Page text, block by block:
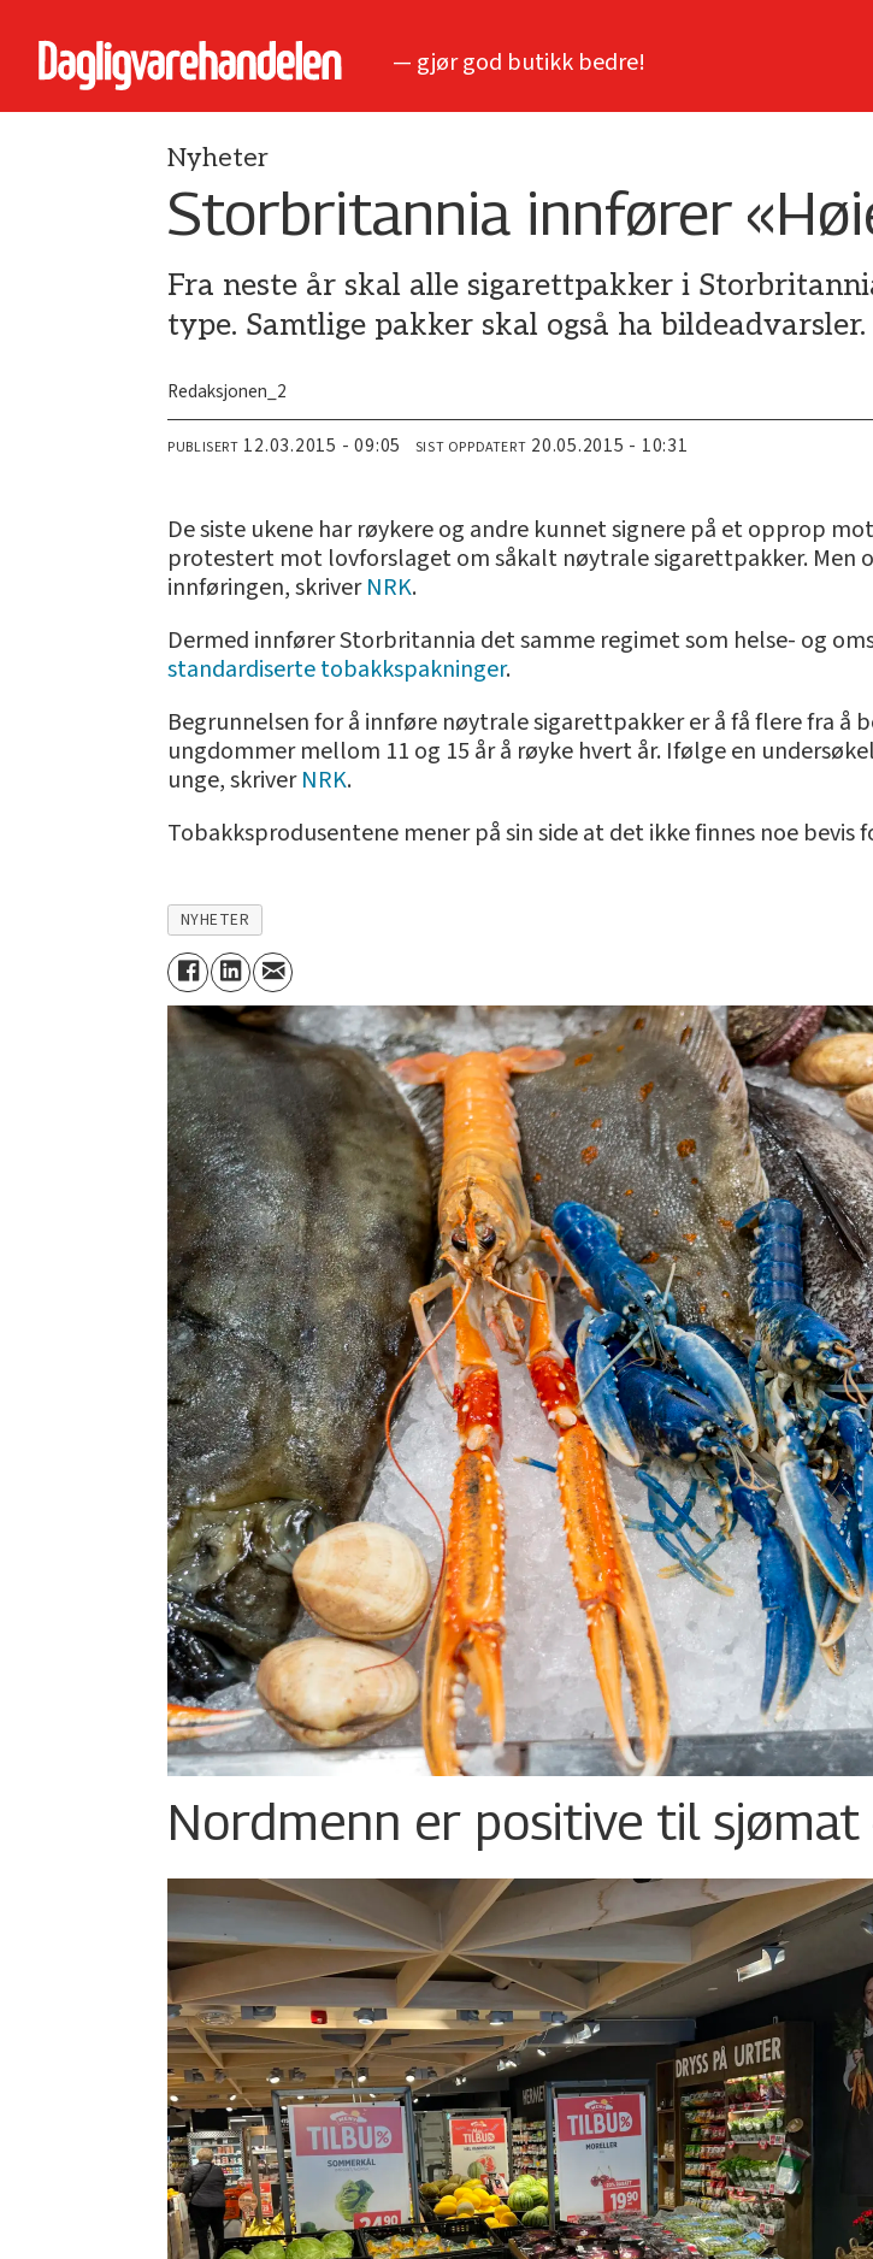
— gjør god butikk bedre!
Nyheter
Storbritannia innfører
Fra neste år skal alle sigarettpakker i
type. Samtlige pakker skal også ha bildeadvarsler.
Redaksjonen_2
PUBLISERT 12.03.2015 - 09:05 SIST OPPDATERT 20.05.2015 - 10:31
De siste ukene har røykere og andre kunnet signere på et opprop
protestert mot lovforslaget om såkalt nøytrale sigarettpakker. Men
innføringen, skriverNRK.
Dermed innfører Storbritannia det samme regimet som helse- og
standardiserte tobakkspakninger.
Begrunnelsen for å innføre nøytrale sigarettpakker er å få flere fra å
ungdommer mellom 11 og 15 år å røyke hvert år. Ifølge en
unge, skriverNRK.
Tobakksprodusentene mener på sin side at det ikke finnes noe
NYHETER
Nordmenn er positive til sjømat